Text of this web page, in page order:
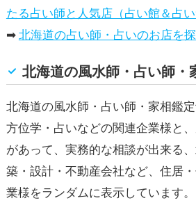
たる占い師と人気店（占い館＆占い
➡北海道の占い師・占いのお店を探
北海道の風水師・占い師・
北海道の風水師・占い師・家相鑑
方位学・占いなどの関連企業様と
があって、実務的な相談が出来る
築・設計・不動産会社など、住居
業様をランダムに表示しています。